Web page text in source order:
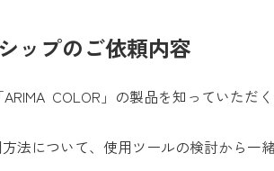
ップのご依頼内容
COLOR」の製品を知っていただ
法について、使用ツールの検討から一